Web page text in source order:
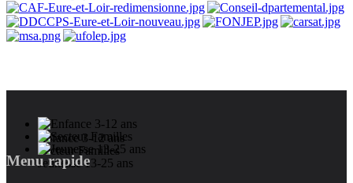
Enfance 3-12 ans
Secteur Familles
Jeunesse 13-25 ans
Menu rapide